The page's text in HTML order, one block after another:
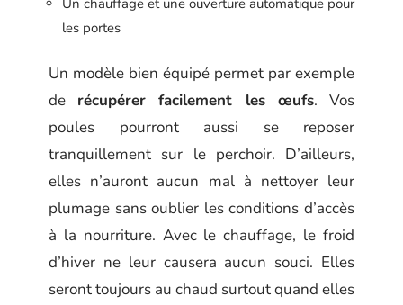
les portes
Un modèle bien équipé permet par exemple
de récupérer facilement les œufs. Vos
poules pourront aussi se reposer
tranquillement sur le perchoir. D’ailleurs,
elles n’auront aucun mal à nettoyer leur
plumage sans oublier les conditions d’accès
à la nourriture. Avec le chauffage, le froid
d’hiver ne leur causera aucun souci. Elles
seront toujours au chaud surtout quand elles